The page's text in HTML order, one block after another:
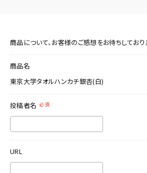
商品について、お客様のご感想をお待ちしており
商品名
東京大学タオルハンカチ銀杏(白)
投稿者名 必須
URL